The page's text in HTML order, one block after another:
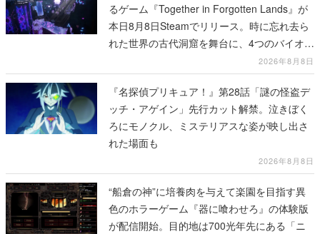
るゲーム『Together in Forgotten Lands』が
本日8月8日Steamでリリース。時に忘れ去ら
れた世界の古代洞窟を舞台に、4つのバイオー
2026年8月8日
『名探偵プリキュア！』第28話「謎の怪盗デ
ッチ・アゲイン」先行カット解禁。泣きぼく
ろにモノクル、ミステリアスな姿が映し出さ
れた場面も
2026年8月8日
“船倉の神”に培養肉を与えて楽園を目指す異
色のホラーゲーム『器に喰わせろ』の体験版
が配信開始。目的地は700光年先にある「ニ